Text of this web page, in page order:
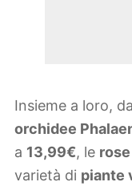
Insieme a loro,
orchidee
a 13,99€, le
varietà di piante